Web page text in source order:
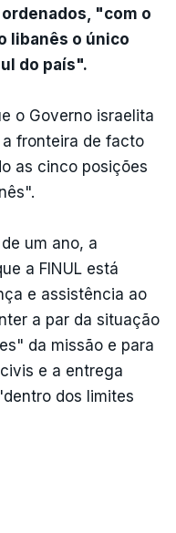
"com o
libanês o único
do país".
o Governo israelita
fronteira de facto
as cinco posições
um ano, a
a FINUL está
e assistência ao
a par da situação
da missão e para
e a entrega
dos limites